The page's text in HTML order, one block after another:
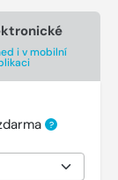
i v mobilní
?